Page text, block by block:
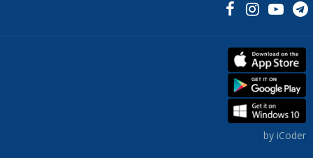
by iCoder